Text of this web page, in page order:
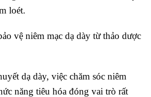
loét.
vệ niêm mạc dạ dày từ thảo dược
dạ dày, việc chăm sóc niêm
năng tiêu hóa đóng vai trò rất